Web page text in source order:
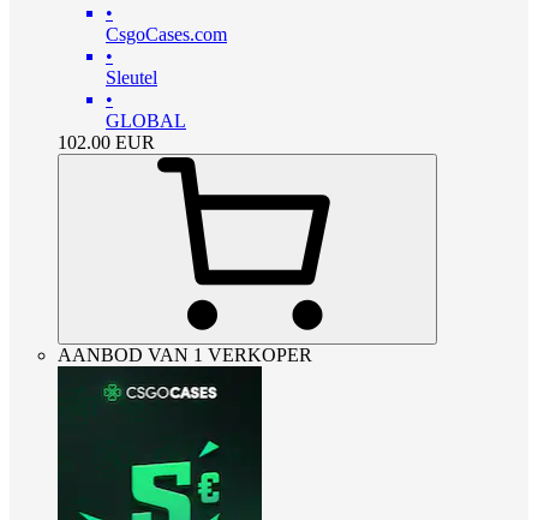
•
CsgoCases.com
•
Sleutel
•
GLOBAL
102.00 EUR
AANBOD VAN 1 VERKOPER